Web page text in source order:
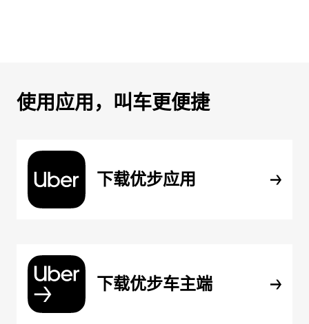
使用应用，叫车更便捷
下载优步应用
下载优步车主端